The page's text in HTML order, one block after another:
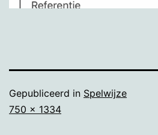
Gepubliceerd in Spelwijze
Volledige
750 × 1334